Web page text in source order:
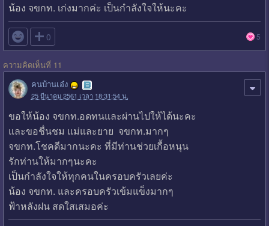
น้อง จขกท. เก่งมากค่ะ เป็นกำลังใจให้นะคะ
 0 5
ความคิดเห็นที่ 11
คนบ้านเอ๋ง
25 มีนาคม 2561 เวลา 18:31:54 น.
ขอให้น้อง จขกท.อดทนและผ่านไปให้ได้นะคะ
และขอชื่นชม แม่และยาย จขกท.มากๆ
จขกท.โชคดีมากนะคะ ที่มีท่านช่วยเกื้อหนุน
รักท่านให้มากๆนะคะ
เป็นกำลังใจให้ทุกคนในครอบครัวเลยค่ะ
น้อง จขกท. และครอบครัวเข้มแข็งมากๆ
ฟ้าหลังฝน สดใสเสมอค่ะ